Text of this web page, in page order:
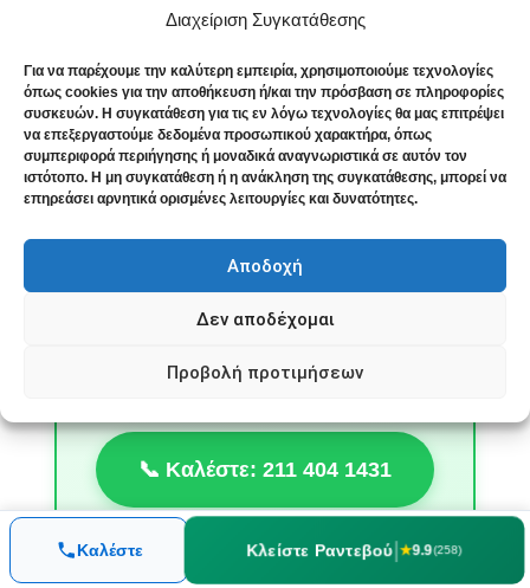
Διαχείριση Συγκατάθεσης
Για να παρέχουμε την καλύτερη εμπειρία, χρησιμοποιούμε τεχνολογίες
όπως cookies για την αποθήκευση ή/και την πρόσβαση σε πληροφορίες
συσκευών. Η συγκατάθεση για τις εν λόγω τεχνολογίες θα μας επιτρέψει
να επεξεργαστούμε δεδομένα προσωπικού χαρακτήρα, όπως
συμπεριφορά περιήγησης ή μοναδικά αναγνωριστικά σε αυτόν τον
ιστότοπο. Η μη συγκατάθεση ή η ανάκληση της συγκατάθεσης, μπορεί να
επηρεάσει αρνητικά ορισμένες λειτουργίες και δυνατότητες.
Αποδοχή
Δεν αποδέχομαι
Προβολή προτιμήσεων
🤝 7 στους 10 ασθενείς με Σύνδρομο
Καρπιαίου Σωλήνα παρουσιάζουν βελτίωση
Θέλω να Ξαναβρώ την Άνεση στα
Χέρια μου
Μια λεπτομερής συζήτηση για το
Σύνδρομο Καρπιαίου Σωλήνα μπορεί να
πίεση, χωρίς δέσμευση, με απόλυτη
📞 Καλέστε: 211 404 1431
📍 Ιατρείο: Ευδόξου 2, Νέος Κόσμος, Αθήνα | 🌐
Διαθέσιμες & Online Συνεδρίες
Καλέστε Κλείστε Ραντεβού| ★9.9(258)